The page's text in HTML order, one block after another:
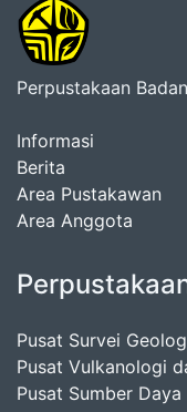
Perpustakaan
Informasi
Berita
Area Pustakawan
Area Anggota
Pusat Survei
Pusat Vulkanologi
Pusat Sumber